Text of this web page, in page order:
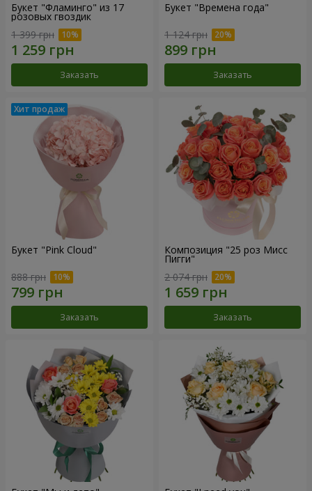
Букет "Фламинго" из 17
розовых гвоздик
1 399 грн
Заказать
Букет "Времена года"
1 124 грн
Заказать
Букет "Pink Cloud"
888 грн
Заказать
Композиция "25 роз Мисс
Пигги"
2 074 грн
Заказать